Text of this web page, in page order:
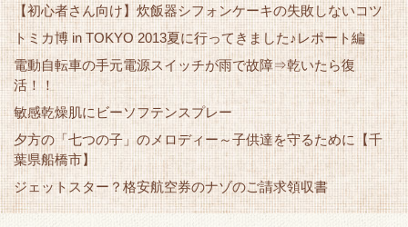
【初心者さん向け】炊飯器シフォンケーキの失敗しないコツ
トミカ博 in TOKYO 2013夏に行ってきました♪レポート編
電動自転車の手元電源スイッチが雨で故障⇒乾いたら復
活！！
敏感乾燥肌にビーソフテンスプレー
夕方の「七つの子」のメロディー～子供達を守るために【千
葉県船橋市】
ジェットスター？格安航空券のナゾのご請求領収書